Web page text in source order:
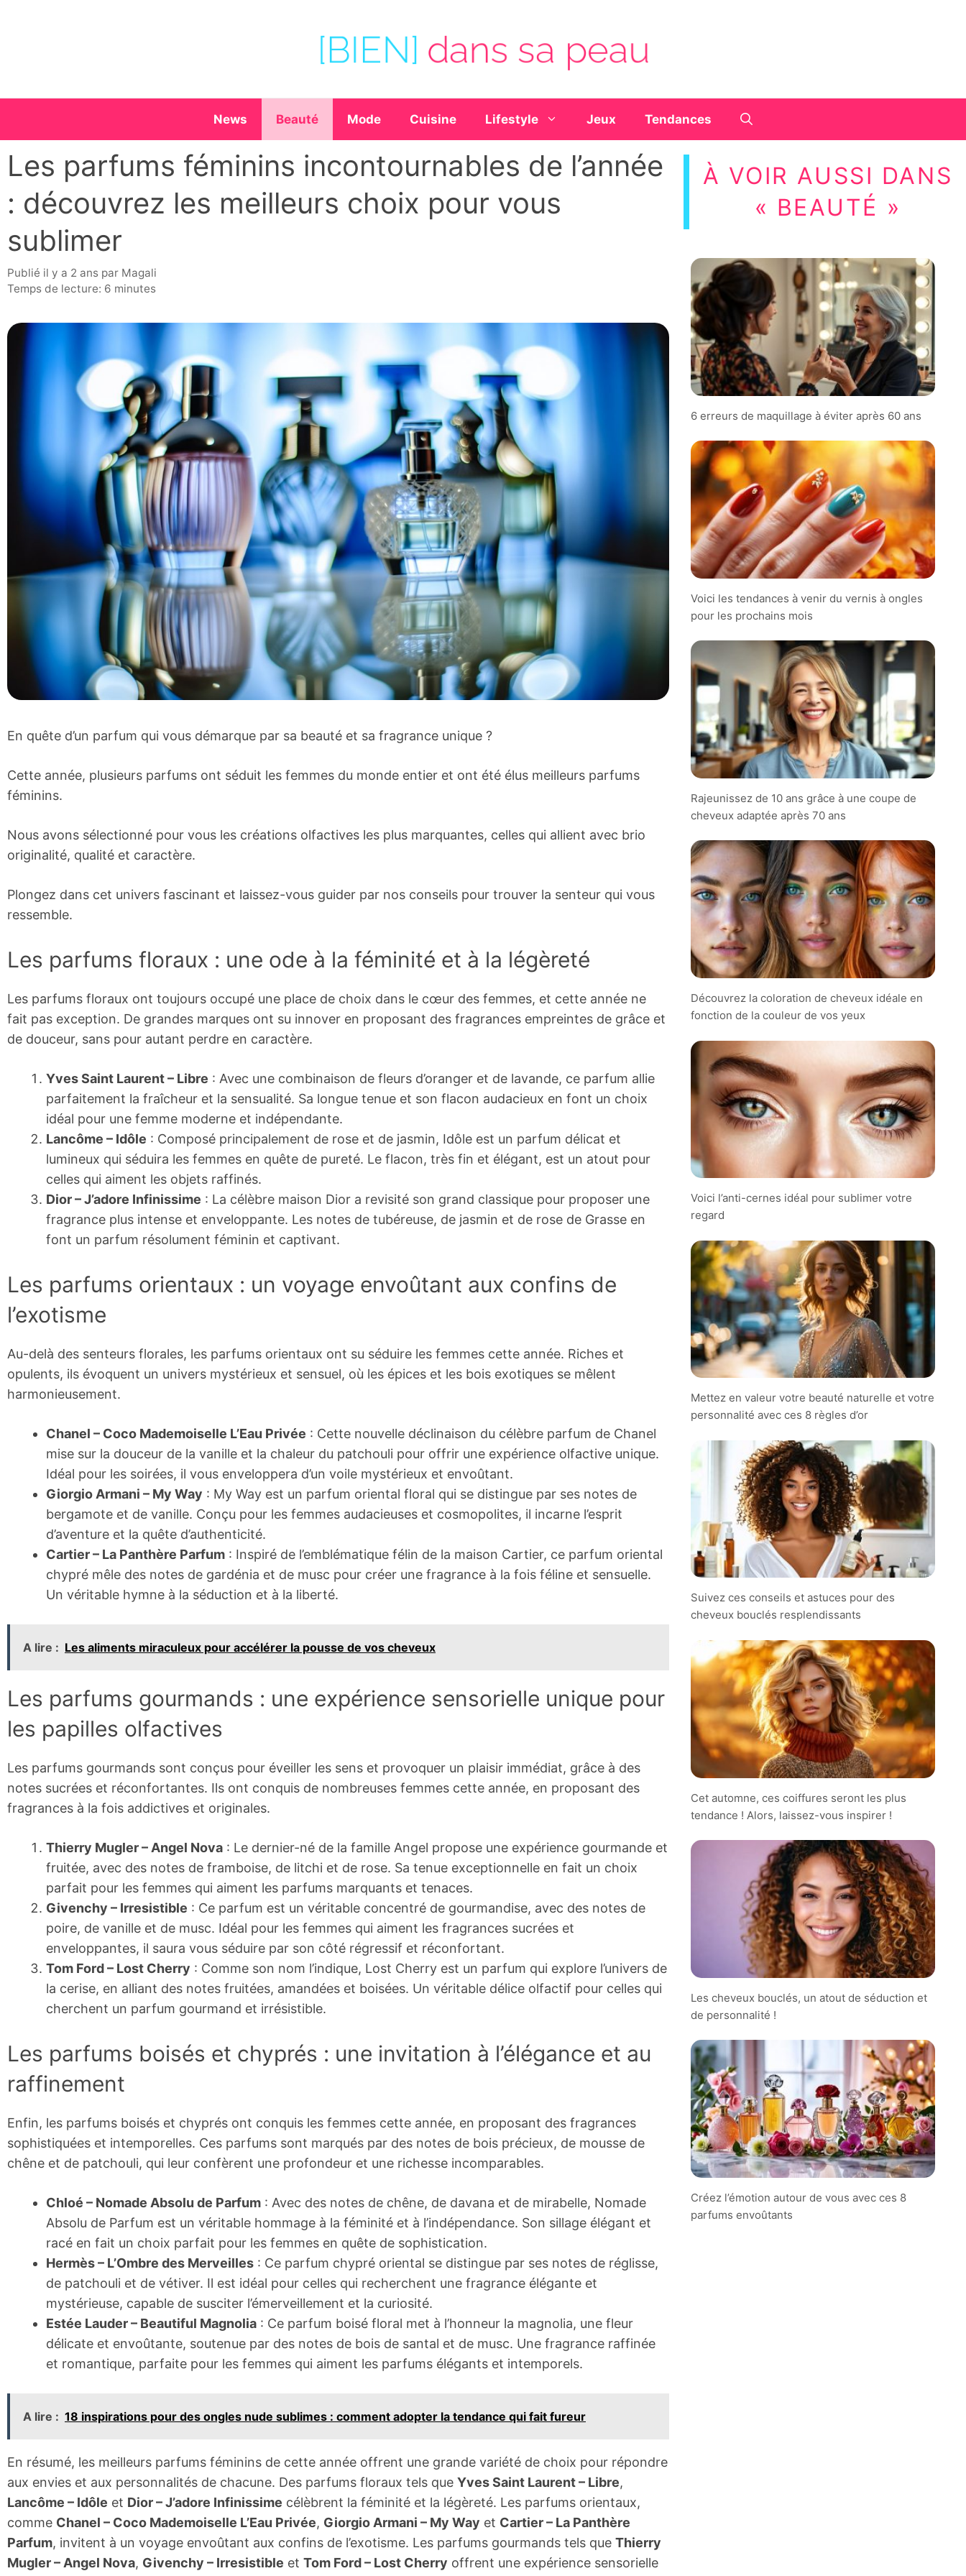
News Beauté Mode Cuisine Lifestyle Jeux Tendances
Les parfums féminins incontournables de l’année
: découvrez les meilleurs choix pour vous
sublimer
publié il y a 2 ans par Magali
Temps de lecture: 6 minutes
En quête d’un parfum qui vous démarque par sa beauté et sa fragrance unique ?
Cette année, plusieurs parfums ont séduit les femmes du monde entier et ont été élus meilleurs parfums
féminins.
Nous avons sélectionné pour vous les créations olfactives les plus marquantes, celles qui allient avec brio
originalité, qualité et caractère.
Plongez dans cet univers fascinant et laissez-vous guider par nos conseils pour trouver la senteur qui vous
ressemble.
Les parfums floraux : une ode à la féminité et à la légèreté
Les parfums floraux ont toujours occupé une place de choix dans le cœur des femmes, et cette année ne
fait pas exception. De grandes marques ont su innover en proposant des fragrances empreintes de grâce et
de douceur, sans pour autant perdre en caractère.
Yves Saint Laurent – Libre : Avec une combinaison de fleurs d’oranger et de lavande, ce parfum allie
parfaitement la fraîcheur et la sensualité. Sa longue tenue et son flacon audacieux en font un choix
idéal pour une femme moderne et indépendante.
Lancôme – Idôle : Composé principalement de rose et de jasmin, Idôle est un parfum délicat et
lumineux qui séduira les femmes en quête de pureté. Le flacon, très fin et élégant, est un atout pour
celles qui aiment les objets raffinés.
Dior – J’adore Infinissime : La célèbre maison Dior a revisité son grand classique pour proposer une
fragrance plus intense et enveloppante. Les notes de tubéreuse, de jasmin et de rose de Grasse en
font un parfum résolument féminin et captivant.
Les parfums orientaux : un voyage envoûtant aux confins de
l’exotisme
Au-delà des senteurs florales, les parfums orientaux ont su séduire les femmes cette année. Riches et
opulents, ils évoquent un univers mystérieux et sensuel, où les épices et les bois exotiques se mêlent
harmonieusement.
Chanel – Coco Mademoiselle L’Eau Privée : Cette nouvelle déclinaison du célèbre parfum de Chanel
mise sur la douceur de la vanille et la chaleur du patchouli pour offrir une expérience olfactive unique.
Idéal pour les soirées, il vous enveloppera d’un voile mystérieux et envoûtant.
Giorgio Armani – My Way : My Way est un parfum oriental floral qui se distingue par ses notes de
bergamote et de vanille. Conçu pour les femmes audacieuses et cosmopolites, il incarne l’esprit
d’aventure et la quête d’authenticité.
Cartier – La Panthère Parfum : Inspiré de l’emblématique félin de la maison Cartier, ce parfum oriental
chypré mêle des notes de gardénia et de musc pour créer une fragrance à la fois féline et sensuelle.
Un véritable hymne à la séduction et à la liberté.
A lire : Les aliments miraculeux pour accélérer la pousse de vos cheveux
Les parfums gourmands : une expérience sensorielle unique pour
les papilles olfactives
Les parfums gourmands sont conçus pour éveiller les sens et provoquer un plaisir immédiat, grâce à des
notes sucrées et réconfortantes. Ils ont conquis de nombreuses femmes cette année, en proposant des
fragrances à la fois addictives et originales.
Thierry Mugler – Angel Nova : Le dernier-né de la famille Angel propose une expérience gourmande et
fruitée, avec des notes de framboise, de litchi et de rose. Sa tenue exceptionnelle en fait un choix
parfait pour les femmes qui aiment les parfums marquants et tenaces.
Givenchy – Irresistible : Ce parfum est un véritable concentré de gourmandise, avec des notes de
poire, de vanille et de musc. Idéal pour les femmes qui aiment les fragrances sucrées et
enveloppantes, il saura vous séduire par son côté régressif et réconfortant.
Tom Ford – Lost Cherry : Comme son nom l’indique, Lost Cherry est un parfum qui explore l’univers de
la cerise, en alliant des notes fruitées, amandées et boisées. Un véritable délice olfactif pour celles qui
cherchent un parfum gourmand et irrésistible.
Les parfums boisés et chyprés : une invitation à l’élégance et au
raffinement
Enfin, les parfums boisés et chyprés ont conquis les femmes cette année, en proposant des fragrances
sophistiquées et intemporelles. Ces parfums sont marqués par des notes de bois précieux, de mousse de
chêne et de patchouli, qui leur confèrent une profondeur et une richesse incomparables.
Chloé – Nomade Absolu de Parfum : Avec des notes de chêne, de davana et de mirabelle, Nomade
Absolu de Parfum est un véritable hommage à la féminité et à l’indépendance. Son sillage élégant et
racé en fait un choix parfait pour les femmes en quête de sophistication.
Hermès – L’Ombre des Merveilles : Ce parfum chypré oriental se distingue par ses notes de réglisse,
de patchouli et de vétiver. Il est idéal pour celles qui recherchent une fragrance élégante et
mystérieuse, capable de susciter l’émerveillement et la curiosité.
Estée Lauder – Beautiful Magnolia : Ce parfum boisé floral met à l’honneur la magnolia, une fleur
délicate et envoûtante, soutenue par des notes de bois de santal et de musc. Une fragrance raffinée
et romantique, parfaite pour les femmes qui aiment les parfums élégants et intemporels.
A lire : 18 inspirations pour des ongles nude sublimes : comment adopter la tendance qui fait fureur
En résumé, les meilleurs parfums féminins de cette année offrent une grande variété de choix pour répondre
aux envies et aux personnalités de chacune. Des parfums floraux tels que Yves Saint Laurent – Libre,
Lancôme – Idôle et Dior – J’adore Infinissime célèbrent la féminité et la légèreté. Les parfums orientaux,
comme Chanel – Coco Mademoiselle L’Eau Privée, Giorgio Armani – My Way et Cartier – La Panthère
Parfum, invitent à un voyage envoûtant aux confins de l’exotisme. Les parfums gourmands tels que Thierry
Mugler – Angel Nova, Givenchy – Irresistible et Tom Ford – Lost Cherry offrent une expérience sensorielle
À VOIR AUSSI DANS
« BEAUTÉ »
6 erreurs de maquillage à éviter après 60 ans
Voici les tendances à venir du vernis à ongles
pour les prochains mois
Rajeunissez de 10 ans grâce à une coupe de
cheveux adaptée après 70 ans
Découvrez la coloration de cheveux idéale en
fonction de la couleur de vos yeux
Voici l’anti-cernes idéal pour sublimer votre
regard
Mettez en valeur votre beauté naturelle et votre
personnalité avec ces 8 règles d’or
Suivez ces conseils et astuces pour des
cheveux bouclés resplendissants
Cet automne, ces coiffures seront les plus
tendance ! Alors, laissez-vous inspirer !
Les cheveux bouclés, un atout de séduction et
de personnalité !
Créez l’émotion autour de vous avec ces 8
parfums envoûtants